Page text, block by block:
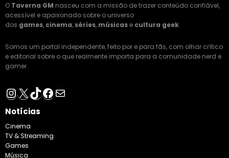
O Taverna GM nasceu com a missão de trazer conteúdo confiável,
acessível e apaixonado sobre o universo
dos games, cinema, séries, músicas e cultura geek.
Somos um portal independente, feito por e para fãs, com olhar crítico
e editorial sobre o que realmente importa para a comunidade nerd e
gamer.
Instagram
X TikTok
Facebook
E-mail
Notícias
Cinema
TV & Streaming
Games
Música